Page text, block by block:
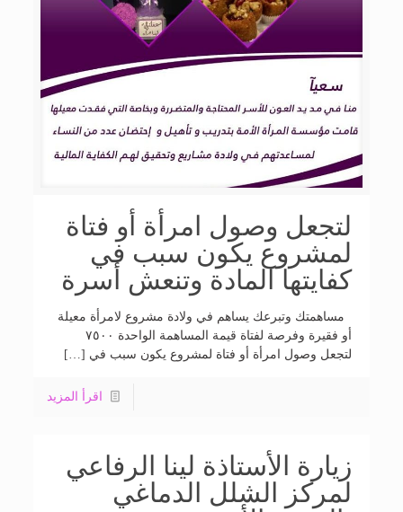
لتجعل وصول امرأة أو فتاة
لمشروع يكون سبب في
كفايتها المادة وتنعش أسرة
مساهمتك وتبرعك يساهم في ولادة مشروع لامرأة معيلة
أو فقيرة وفرصة لفتاة قيمة المساهمة الواحدة ٧٥٠٠
لتجعل وصول امرأة أو فتاة لمشروع يكون سبب في […]
اقرأ المزيد
زيارة الأستاذة لينا الرفاعي
لمركز الشلل الدماغي